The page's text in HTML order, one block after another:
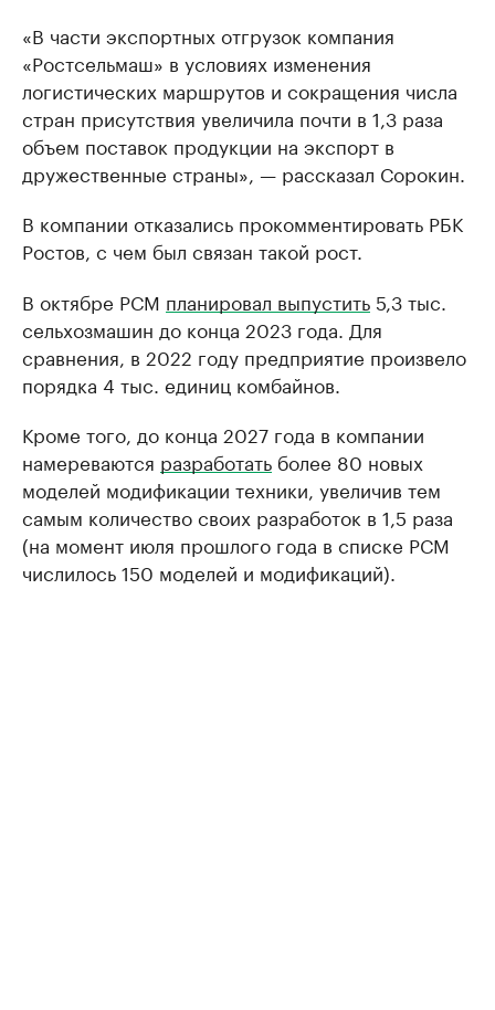
«В части экспортных отгрузок компания
«Ростсельмаш» в условиях изменения
логистических маршрутов и сокращения числа
стран присутствия увеличила почти в 1,3 раза
объем поставок продукции на экспорт в
дружественные страны», — рассказал Сорокин.
В компании отказались прокомментировать РБК
Ростов, с чем был связан такой рост.
В октябре РСМ планировал выпустить 5,3 тыс.
сельхозмашин до конца 2023 года. Для
сравнения, в 2022 году предприятие произвело
порядка 4 тыс. единиц комбайнов.
Кроме того, до конца 2027 года в компании
намереваются разработать более 80 новых
моделей модификации техники, увеличив тем
самым количество своих разработок в 1,5 раза
(на момент июля прошлого года в списке РСМ
числилось 150 моделей и модификаций).